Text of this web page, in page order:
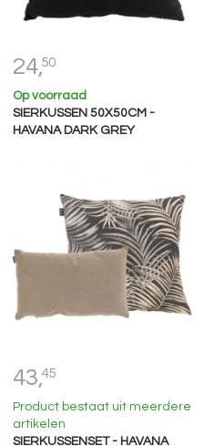
24,50
Op voorraad
SIERKUSSEN 50X50CM -
HAVANA DARK GREY
43,45
Product bestaat uit meerdere
artikelen
SIERKUSSENSET - HAVANA